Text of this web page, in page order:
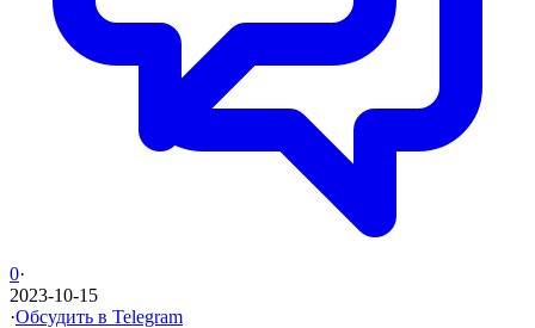
0·
2023-10-15
·Обсудить в Telegram